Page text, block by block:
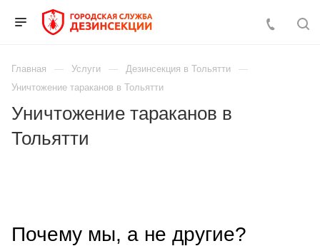
Главная Услуги
Дезинсекция в Тольятти
Уничтожение тараканов в Тольятти
Уничтожение тараканов в
Тольятти
Почему мы, а не другие?